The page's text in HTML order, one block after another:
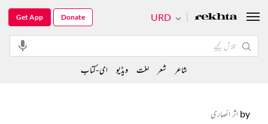
by اثر انصاری
URD
Get App Donate
شاعر شعر لغت ویڈیو ای-کتاب